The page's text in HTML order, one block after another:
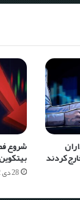
کردند
شروع
بیتکوین به
28 دی 1402